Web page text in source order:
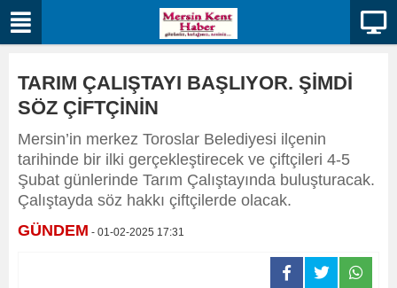
TARIM ÇALIŞTAYI BAŞLIYOR. ŞİMDİ
SÖZ ÇİFTÇİNİN
Mersin’in merkez Toroslar Belediyesi ilçenin
tarihinde bir ilki gerçekleştirecek ve çiftçileri 4-5
Şubat günlerinde Tarım Çalıştayında buluşturacak.
Çalıştayda söz hakkı çiftçilerde olacak.
GÜNDEM - 01-02-2025 17:31